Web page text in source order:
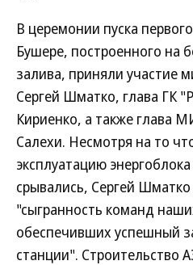
В церемонии пуска
Бушере, построенного на
залива, приняли участие
Сергей Шматко, глава ГК
Кириенко, а также глава
Салехи. Несмотря на то
эксплуатацию
срывались, Сергей
"сыгранность команд
обеспечивших успешный
станции". Строительство